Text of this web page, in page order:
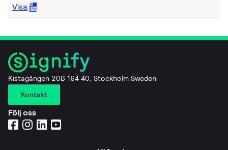
Visa
Kistagången 20B 164 40, Stockholm Sweden
Kontakt
Följ oss